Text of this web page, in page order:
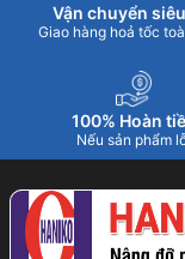
Vận chuyển
Giao hàng hoả tốc
100% Hoàn
Nếu sản phẩm